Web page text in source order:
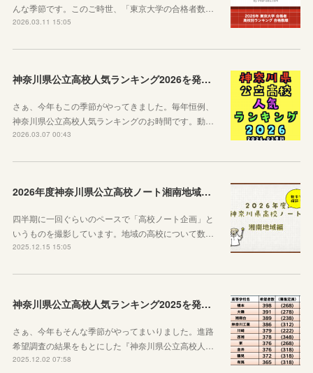
んな季節です。このご時世、「東京大学の合格者数…
2026.03.11 15:05
神奈川県公立高校人気ランキング2026を発表します！
さぁ、今年もこの季節がやってきました。毎年恒例、
神奈川県公立高校人気ランキングのお時間です。動…
2026.03.07 00:43
2026年度神奈川県公立高校ノート湘南地域編を公開します！
四半期に一回ぐらいのペースで「高校ノート企画」と
いうものを撮影しています。地域の高校について数…
2025.12.15 15:05
神奈川県公立高校人気ランキング2025を発表します！
さぁ、今年もそんな季節がやってまいりました。進路
希望調査の結果をもとにした『神奈川県公立高校人…
2025.12.02 07:58